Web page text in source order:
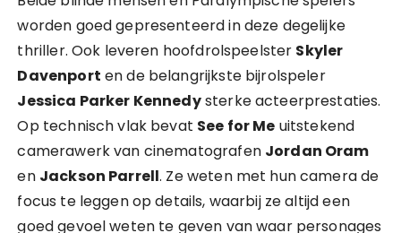
worden goed gepresenteerd in deze degelijke
thriller. Ook leveren hoofdrolspeelster Skyler
Davenport en de belangrijkste bijrolspeler
Jessica Parker Kennedysterke acteerprestaties.
Op technisch vlak bevat See for Me uitstekend
camerawerk van cinematografen Jordan Oram
en Jackson Parrell. Ze weten met hun camera de
focus te leggen op details, waarbij ze altijd een
goed gevoel weten te geven van waar personages